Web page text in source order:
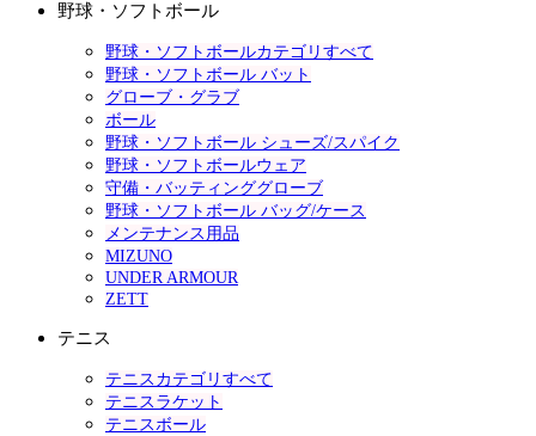
野球・ソフトボール
野球・ソフトボールカテゴリすべて
野球・ソフトボール バット
グローブ・グラブ
ボール
野球・ソフトボール シューズ/スパイク
野球・ソフトボールウェア
守備・バッティンググローブ
野球・ソフトボール バッグ/ケース
メンテナンス用品
MIZUNO
UNDER ARMOUR
ZETT
テニス
テニスカテゴリすべて
テニスラケット
テニスボール